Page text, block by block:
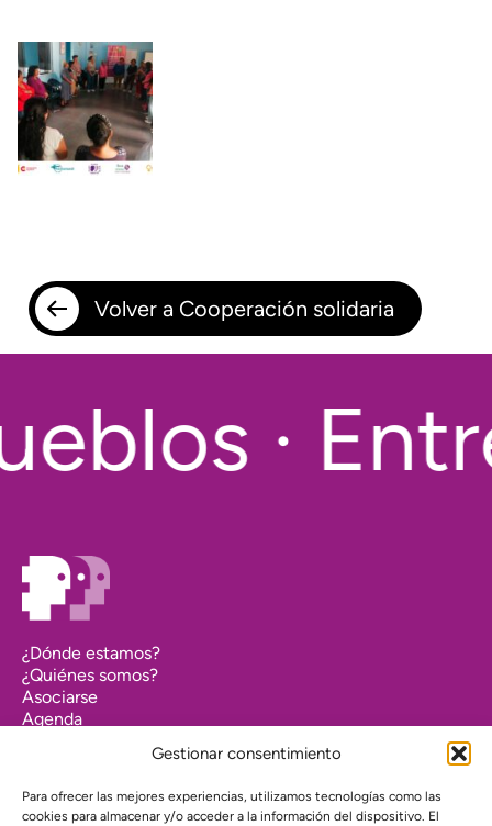
Gestionar consentimiento
Para ofrecer las mejores experiencias, utilizamos tecnologías como las
cookies para almacenar y/o acceder a la información del dispositivo. El
Volver a Cooperación solidaria
·
¿Dónde estamos?
¿Quiénes somos?
Asociarse
Agenda